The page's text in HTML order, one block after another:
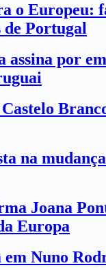
o Europeu:
de Portugal
assina por
na
Joana
Europa
Nuno